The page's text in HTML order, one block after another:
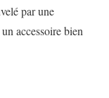
par une
accessoire bien